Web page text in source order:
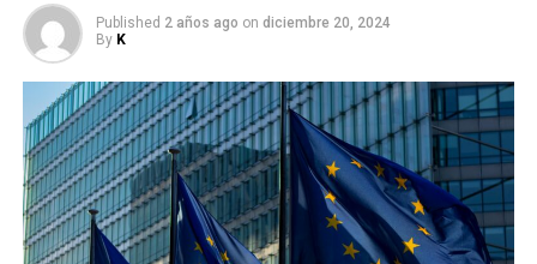
Published 2 años ago on diciembre 20, 2024
By K